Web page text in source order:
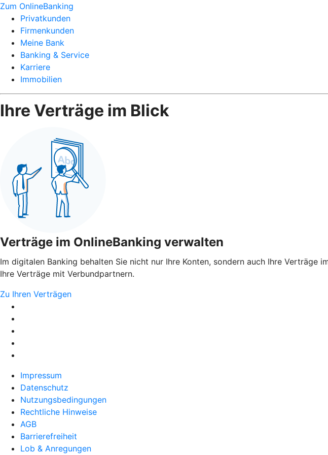
Zum OnlineBanking
Privatkunden
Firmenkunden
Meine Bank
Banking & Service
Karriere
Immobilien
Ihre Verträge im Blick
Verträge im OnlineBanking verwalten
Im digitalen Banking behalten Sie nicht nur Ihre Konten, sondern auch Ihre Verträge
Ihre Verträge mit Verbundpartnern.
Zu Ihren Verträgen
Impressum
Datenschutz
Nutzungsbedingungen
Rechtliche Hinweise
AGB
Barrierefreiheit
Lob & Anregungen